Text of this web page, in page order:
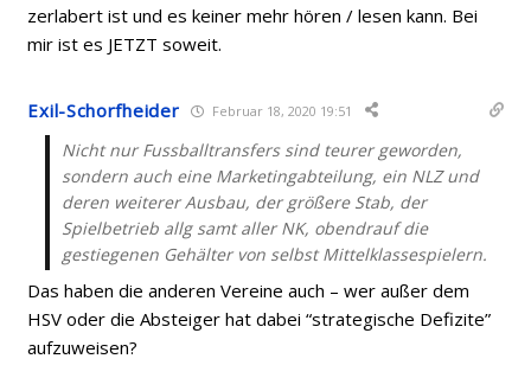
zerlabert ist und es keiner mehr hören / lesen kann. Bei
mir ist es JETZT soweit.
Exil-Schorfheider Februar 18, 2020 19:51
Nicht nur Fussballtransfers sind teurer geworden,
sondern auch eine Marketingabteilung, ein NLZ und
deren weiterer Ausbau, der größere Stab, der
Spielbetrieb allg samt aller NK, obendrauf die
gestiegenen Gehälter von selbst Mittelklassespielern.
Das haben die anderen Vereine auch – wer außer dem
HSV oder die Absteiger hat dabei “strategische Defizite”
aufzuweisen?